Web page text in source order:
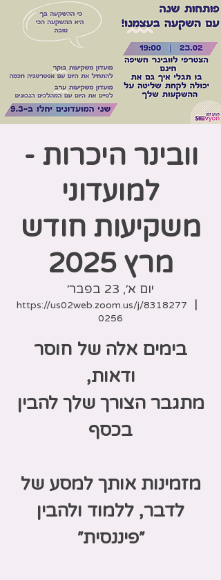
וובינר היכרות -
למועדוני
משקיעות חודש
מרץ 2025
יום א׳, 23 בפבר׳
  |
https://us02web.zoom.us/j/8318277
0256
בימים אלה של חוסר
מתגבר הצורך שלך להבין
מזמינות אותך למסע של
לדבר, ללמוד ולהבין